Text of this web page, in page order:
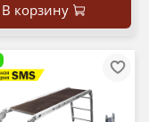
В корзину